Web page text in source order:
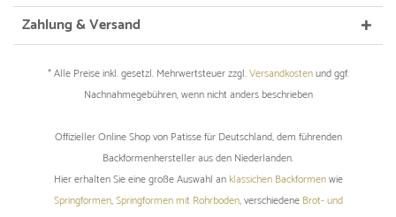
Zahlung & Versand
* Alle Preise inkl. gesetzl. Mehrwertsteuer zzgl.Versandkostenund ggf.
Nachnahmegebühren, wenn nicht anders beschrieben
Offizieller Online Shop von Patisse für Deutschland, dem führenden
Backformenhersteller aus den Niederlanden.
Hier erhalten Sie eine große Auswahl an klassichen Backformenwie
Springformen,Springformen mit Rohrboden, verschiedene Brot- und